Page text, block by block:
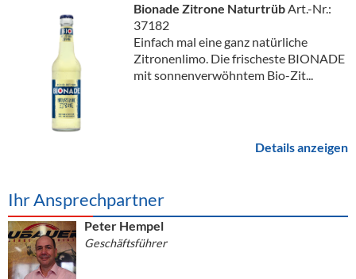
Bionade Zitrone NaturtrübArt.-Nr.:
37182
Einfach mal eine ganz natürliche
Zitronenlimo. Die frischeste BIONADE
mit sonnenverwöhntem Bio-Zit...
Details anzeigen
Ihr Ansprechpartner
Peter Hempel
Geschäftsführer